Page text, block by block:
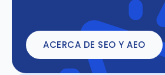
ACERCA DE SEO Y AEO